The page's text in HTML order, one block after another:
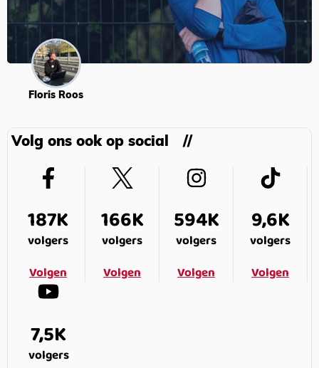
Floris Roos
Volg ons ook op social
187K
volgers
Volgen
166K
volgers
Volgen
594K
volgers
Volgen
9,6K
volgers
Volgen
7,5K
volgers